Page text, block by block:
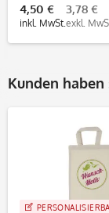
4,50 €
inkl. MwSt.
3,78 €
exkl.
Kunden